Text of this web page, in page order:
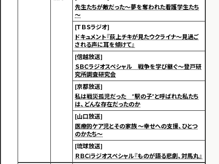
先生たちが敵だった～夢を奪われた看護学生たち
～
[ＴＢＳラジオ]
ドキュメント『荻上チキが見たウクライナ～見過ご
される声に耳を傾けて』
[信越放送]
ＳＢＣラジオスペシャル 戦争を学び継ぐ～登戸研
究所調査研究会
[京都放送]
私は戦災孤児だった ”駅の子”と呼ばれた私たち
は、どんな存在だったのか
[山口放送]
医療的ケア児とその家族 ～幸せへの支援、ひとつ
のかたち～
[琉球放送]
ＲＢＣiラジオスペシャル『ものが語る悲劇、対馬丸』